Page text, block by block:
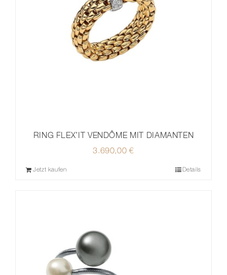
RING FLEX’IT VENDÔME MIT DIAMANTEN
3.690,00€
Jetzt kaufen Details